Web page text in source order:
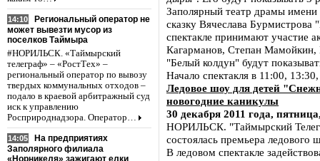
14:10
Региональный оператор не
может вывезти мусор из
поселков Таймыра
#НОРИЛЬСК. «Таймырский
телеграф» – «РостТех» –
региональный оператор по вывозу
твердых коммунальных отходов –
подало в краевой арбитражный суд
иск к управлению
Росприроднадзора. Оператор…
14:05
На предприятиях
Заполярного филиала
«Норникеля» зажигают елки
Заполярный театр драмы
сказку Вячеслава
спектакле принимают участие
Кагарманов, Степан Мамойкин,
"Белый колдун" будут
Начало спектакля в 11:00,
Ледовое шоу для детей
новогодние каникулы
30 декабря 2011 года,
НОРИЛЬСК. "Таймырский
состоялась премьера ледового
В ледовом спектакле